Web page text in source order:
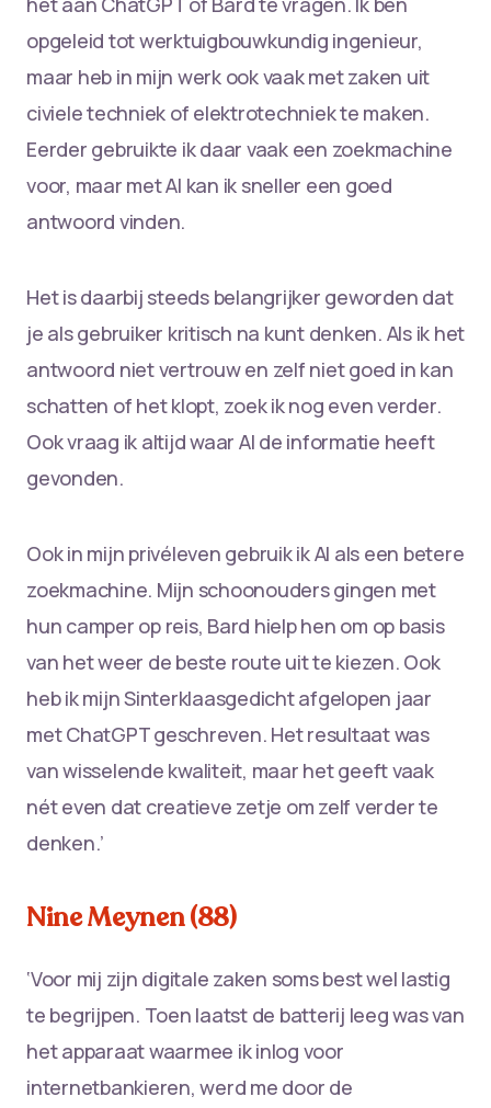
opgeleid tot werktuigbouwkundig ingenieur,
maar heb in mijn werk ook vaak met zaken uit
civiele techniek of elektrotechniek te maken.
Eerder gebruikte ik daar vaak een zoekmachine
voor, maar met AI kan ik sneller een goed
antwoord vinden.
Het is daarbij steeds belangrijker geworden dat
je als gebruiker kritisch na kunt denken. Als ik het
antwoord niet vertrouw en zelf niet goed in kan
schatten of het klopt, zoek ik nog even verder.
Ook vraag ik altijd waar AI de informatie heeft
gevonden.
Ook in mijn privéleven gebruik ik AI als een betere
zoekmachine. Mijn schoonouders gingen met
hun camper op reis, Bard hielp hen om op basis
van het weer de beste route uit te kiezen. Ook
heb ik mijn Sinterklaasgedicht afgelopen jaar
met ChatGPT geschreven. Het resultaat was
van wisselende kwaliteit, maar het geeft vaak
nét even dat creatieve zetje om zelf verder te
denken.’
Nine Meynen (88)
‘Voor mij zijn digitale zaken soms best wel lastig
te begrijpen. Toen laatst de batterij leeg was van
het apparaat waarmee ik inlog voor
internetbankieren, werd me door de